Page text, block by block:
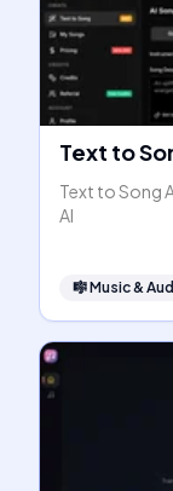
Text to
Text to Song
AI
🎼Music &